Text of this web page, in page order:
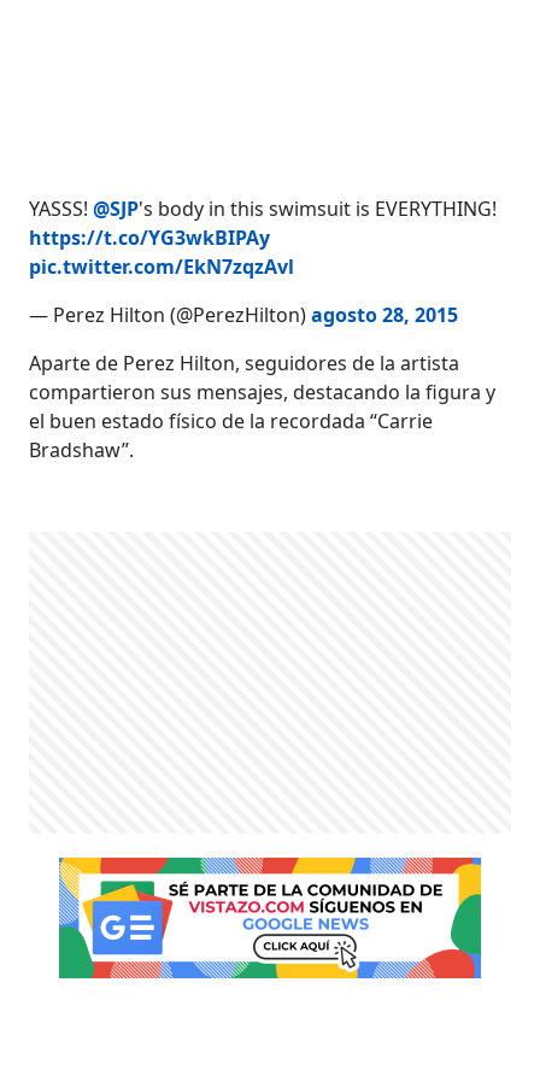
YASSS!@SJP's body in this swimsuit is EVERYTHING!
https://t.co/YG3wkBIPAy
pic.twitter.com/EkN7zqzAvl
— Perez Hilton (@PerezHilton)agosto 28, 2015
Aparte de Perez Hilton, seguidores de la artista
compartieron sus mensajes, destacando la figura y
el buen estado físico de la recordada “Carrie
Bradshaw”.